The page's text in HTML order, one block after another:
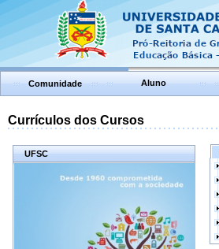
Comunidade Aluno
Currículos dos Cursos
UFSC